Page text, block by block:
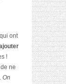
ont
!
ne
On